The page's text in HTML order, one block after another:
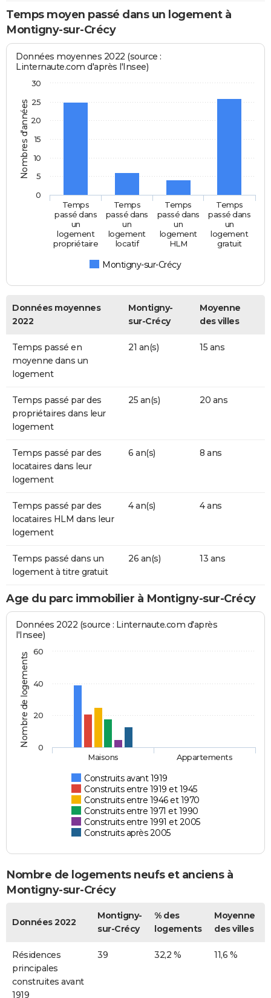
Temps moyen passé dans un logement à
Montigny-sur-Crécy
Nombres d'années
Données moyennes 2022 (source :
Linternaute.com d'après l'Insee)
Montigny-sur-Crécy
Temps
passé dans
un
logement
propriétaire
Temps
passé dans
un
logement
locatif
Temps
passé dans
un
logement
HLM
Temps
passé dans
un
logement
gratuit
0
5
10
15
20
25
30
Données moyennes
2022
Montigny-
sur-Crécy
Moyenne
des villes
Temps passé en
moyenne dans un
logement
21 an(s) 15 ans
Temps passé par des
propriétaires dans leur
logement
25 an(s) 20 ans
Temps passé par des
locataires dans leur
logement
6 an(s) 8 ans
Temps passé par des
locataires HLM dans leur
logement
4 an(s) 4 ans
Temps passé dans un
logement à titre gratuit
26 an(s) 13 ans
Age du parc immobilier à Montigny-sur-Crécy
Nombre de logements
Données 2022 (source : Linternaute.com d'après
l'Insee)
Construits avant 1919
Construits entre 1919 et 1945
Construits entre 1946 et 1970
Construits entre 1971 et 1990
Construits entre 1991 et 2005
Construits après 2005
Maisons Appartements
0
20
40
60
Nombre de logements neufs et anciens à
Montigny-sur-Crécy
Données 2022
Montigny-
sur-Crécy
% des
logements
Moyenne
des villes
Résidences
principales
construites avant
1919
39 32,2 % 11,6 %